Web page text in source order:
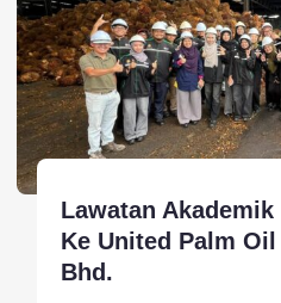
Lawatan Akademik
Ke United Palm
Bhd.